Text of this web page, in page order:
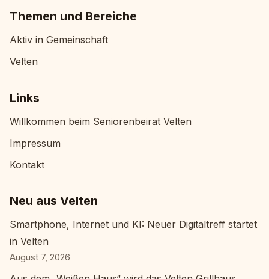
Themen und Bereiche
Aktiv in Gemeinschaft
Velten
Links
Willkommen beim Seniorenbeirat Velten
Impressum
Kontakt
Neu aus Velten
Smartphone, Internet und KI: Neuer Digitaltreff startet
in Velten
August 7, 2026